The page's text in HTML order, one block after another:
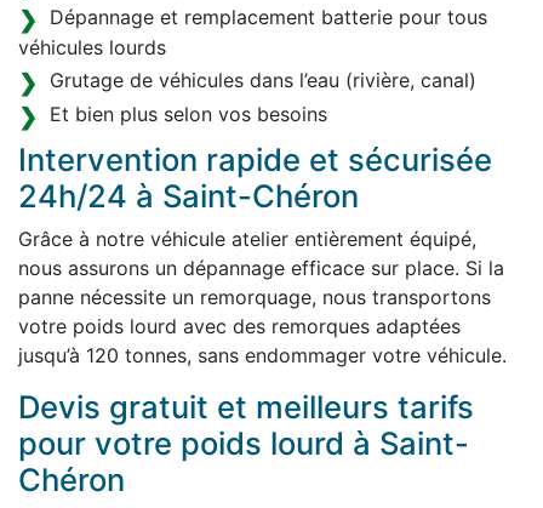
Dépannage et remplacement batterie pour tous
véhicules lourds
Grutage de véhicules dans l’eau (rivière, canal)
Et bien plus selon vos besoins
Intervention rapide et sécurisée
24h/24 à Saint-Chéron
Grâce à notre véhicule atelier entièrement équipé,
nous assurons un dépannage efficace sur place. Si la
panne nécessite un remorquage, nous transportons
votre poids lourd avec des remorques adaptées
jusqu’à 120 tonnes, sans endommager votre véhicule.
Devis gratuit et meilleurs tarifs
pour votre poids lourd à Saint-
Chéron